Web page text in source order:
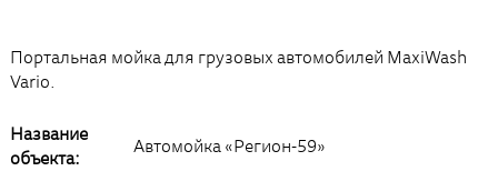
Портальная мойка для грузовых автомобилей MaxiWash
Vario.
Название
объекта:
Автомойка «Регион-59»